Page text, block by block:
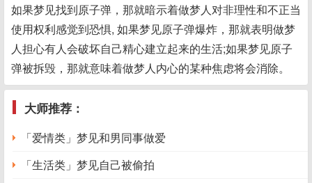
如果梦见找到原子弹，那就暗示着做梦人对非理性和不正当
使用权利感觉到恐惧, 如果梦见原子弹爆炸，那就表明做梦
人担心有人会破坏自己精心建立起来的生活;如果梦见原子
弹被拆毁，那就意味着做梦人内心的某种焦虑将会消除。
大师推荐：
「爱情类」梦见和男同事做爱
「生活类」梦见自己被偷拍